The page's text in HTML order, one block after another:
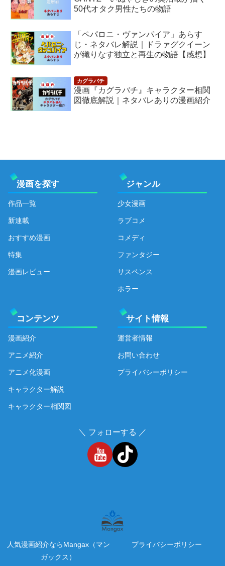
50代オタク男性たちの物語
「ペパロニ・ヴァンパイア」あらす
じ・ネタバレ解説｜ドラァグクイーン
が織りなす独立と再生の物語【感想】
漫画『カグラバチ』キャラクター相関
図徹底解説｜ネタバレありの漫画紹介
漫画を探す
作品一覧
新連載
おすすめ漫画
特集
漫画レビュー
ジャンル
少女漫画
ラブコメ
コメディ
ファンタジー
サスペンス
ホラー
コンテンツ
漫画紹介
アニメ紹介
アニメ化漫画
キャラクター解説
キャラクター相関図
サイト情報
運営者情報
お問い合わせ
プライバシーポリシー
＼ フォローする ／
人気漫画紹介ならMangax（マン
ガックス）
プライバシーポリシー